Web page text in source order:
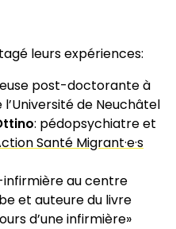
leurs expériences:
post-doctorante à
l’Université de Neuchâtel
: pédopsychiatre et
Santé Migrant·e·s
infirmière au centre
et auteure du livre
d’une infirmière»